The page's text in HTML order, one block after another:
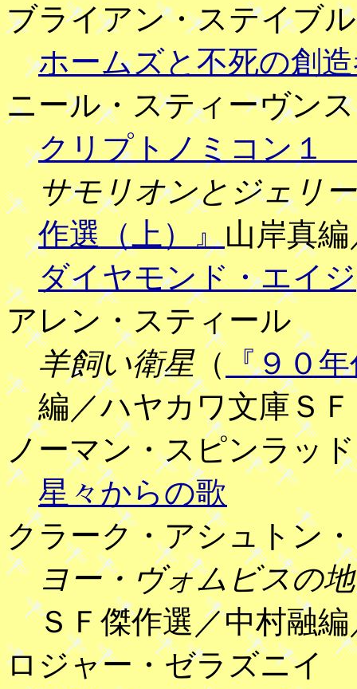
ブライアン・ステイブ
ホームズと不死の創
ニール・スティーヴン
クリプトノミコン１
サモリオンとジェリ
作選（上）』山岸真
ダイヤモンド・エイジ
アレン・スティール
羊飼い衛星 （
『９０
編／ハヤカワ文庫Ｓ
ノーマン・スピンラッド
星々からの歌
クラーク・アシュトン
ヨー・ヴォムビスの
ＳＦ傑作選／中村融
ロジャー・ゼラズニイ